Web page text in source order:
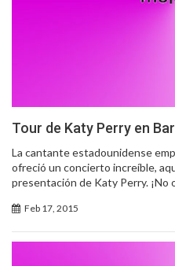
Tour de Katy Perry en
La cantante estadounidense
ofreció un concierto increíble,
presentación de Katy Perry. ¡No
Feb 17, 2015